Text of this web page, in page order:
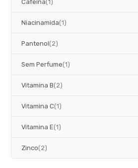
Cafeína 1
Niacinamida 1
artigo
Pantenol 2
artigos
Sem Perfume 1
artigo
Vitamina B 2
artigos
Vitamina C 1
artigo
Vitamina E 1
artigo
Zinco 2
artigos